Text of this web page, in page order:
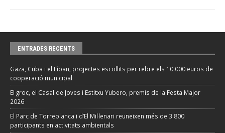
ENTRADES RECENTS
Gaza, Cuba i el Líban, projectes escollits per rebre els 10.000 euros de
cooperació municipal
El groc, el Casal de Joves i Estitxu Yubero, premis de la Festa Major
2026
El Parc de Torreblanca i d’El Mil·lenari reuneixen més de 3.800
participants en activitats ambientals